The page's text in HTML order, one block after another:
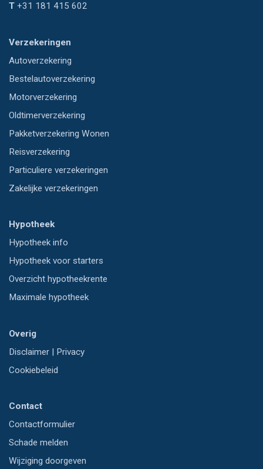
T +31 181 415 602
Verzekeringen
Autoverzekering
Bestelautoverzekering
Motorverzekering
Oldtimerverzekering
Pakketverzekering Wonen
Reisverzekering
Particuliere verzekeringen
Zakelijke verzekeringen
Hypotheek
Hypotheek info
Hypotheek voor starters
Overzicht hypotheekrente
Maximale hypotheek
Overig
Disclaimer | Privacy
Cookiebeleid
Contact
Contactformulier
Schade melden
Wijziging doorgeven